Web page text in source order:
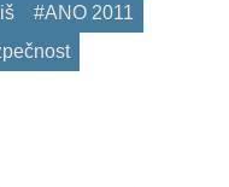
#ANO 2011